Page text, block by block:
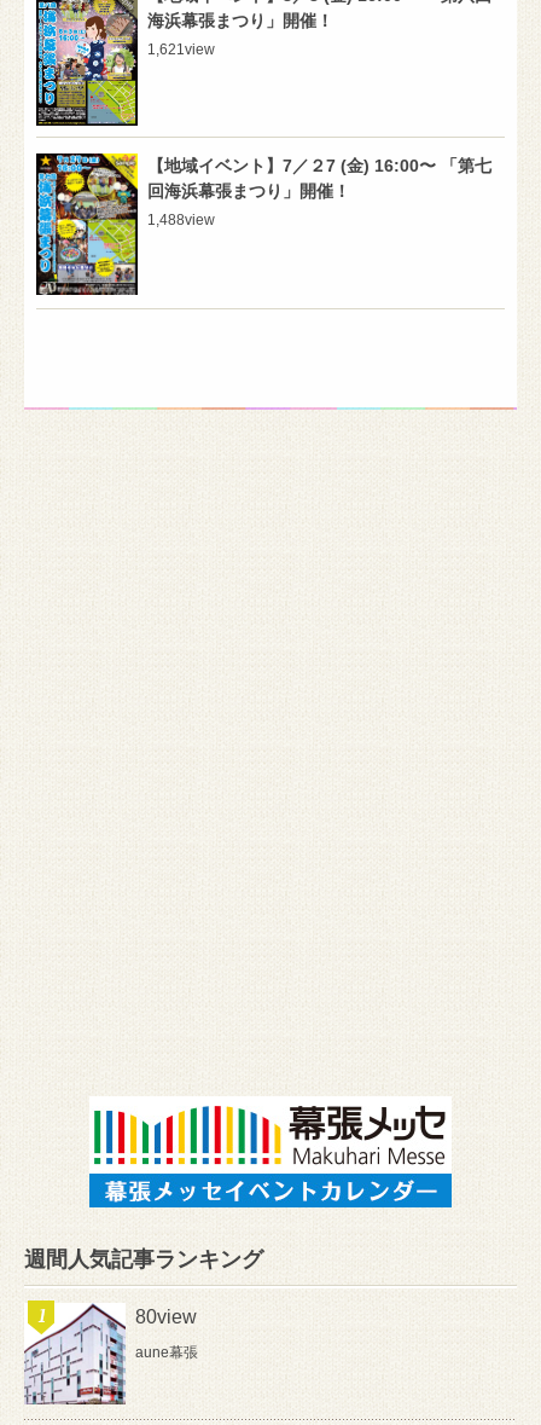
海浜幕張まつり」開催！
1,621 view
【地域イベント】7／２7 (金) 16:00〜 「第七
回海浜幕張まつり」開催！
1,488view
週間人気記事ランキング
80view
aune幕張